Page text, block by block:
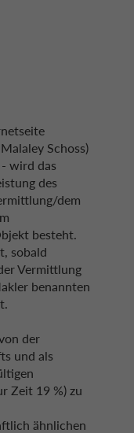
Schoss)
wird das
des
dem
besteht.
sobald
Vermittlung
benannten
der
und als
Zeit 19 %) zu
ähnlichen